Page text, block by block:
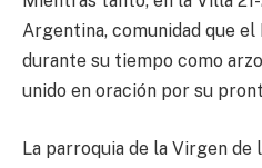
Argentina, comunidad que
durante su tiempo como
unido en oración por su
La parroquia de la Virgen de